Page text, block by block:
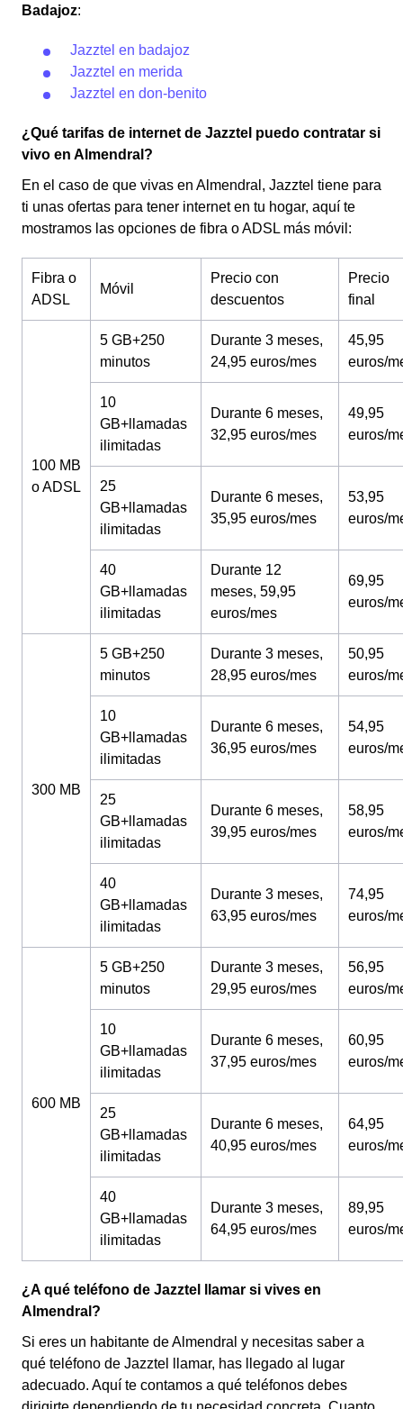
Badajoz:
Jazztel en badajoz
Jazztel en merida
Jazztel en don-benito
¿Qué tarifas de internet de Jazztel puedo contratar si
vivo en Almendral?
En el caso de que vivas en Almendral, Jazztel tiene para
ti unas ofertas para tener internet en tu hogar, aquí te
mostramos las opciones de fibra o ADSL más móvil:
Fibra o
ADSL
Móvil
Precio con
descuentos
Precio
final
100 MB
o ADSL
5 GB+250
minutos
Durante 3 meses,
24,95 euros/mes
45,95
euros/
10
GB+llamadas
ilimitadas
Durante 6 meses,
32,95 euros/mes
49,95
euros/
25
GB+llamadas
ilimitadas
Durante 6 meses,
35,95 euros/mes
53,95
euros/
40
GB+llamadas
ilimitadas
Durante 12
meses, 59,95
euros/mes
69,95
euros/
300 MB
5 GB+250
minutos
Durante 3 meses,
28,95 euros/mes
50,95
euros/
10
GB+llamadas
ilimitadas
Durante 6 meses,
36,95 euros/mes
54,95
euros/
25
GB+llamadas
ilimitadas
Durante 6 meses,
39,95 euros/mes
58,95
euros/
40
GB+llamadas
ilimitadas
Durante 3 meses,
63,95 euros/mes
74,95
euros/
600 MB
5 GB+250
minutos
Durante 3 meses,
29,95 euros/mes
56,95
euros/
10
GB+llamadas
ilimitadas
Durante 6 meses,
37,95 euros/mes
60,95
euros/
25
GB+llamadas
ilimitadas
Durante 6 meses,
40,95 euros/mes
64,95
euros/
40
GB+llamadas
ilimitadas
Durante 3 meses,
64,95 euros/mes
89,95
euros/
¿A qué teléfono de Jazztel llamar si vives en
Almendral?
Si eres un habitante de Almendral y necesitas saber a
qué teléfono de Jazztel llamar, has llegado al lugar
adecuado. Aquí te contamos a qué teléfonos debes